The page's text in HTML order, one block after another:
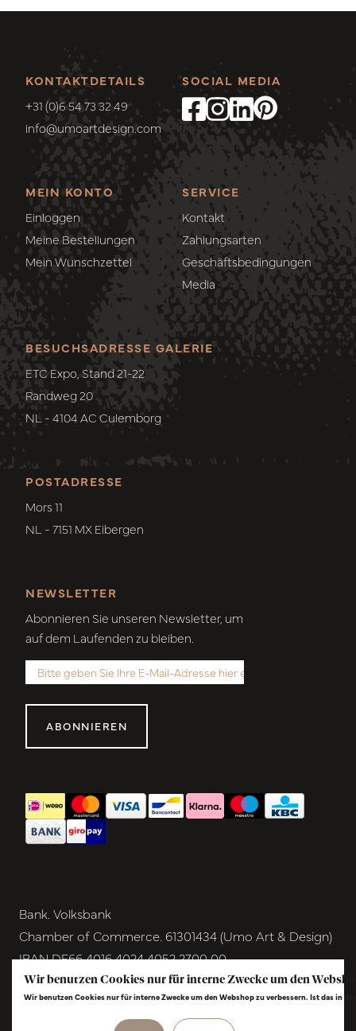
KONTAKTDETAILS
+31 (0)6 54 73 32 49
info@umoartdesign.com
MEIN KONTO
Einloggen
Meine Bestellungen
Mein Wunschzettel
SERVICE
Kontakt
Zahlungsarten
Geschäftsbedingungen
Media
SOCIAL MEDIA
POSTADRESSE
Mors 11
NL - 7151 MX Eibergen
BESUCHSADRESSE GALERIE
ETC Expo, Stand 21-22
Randweg 20
NL - 4104 AC Culemborg
NEWSLETTER
Abonnieren Sie unseren Newsletter, um
auf dem Laufenden zu bleiben.
ABONNIEREN
Bank. Volksbank
Chamber of Commerce. 61301434 (Umo Art & Design)
IBAN DE66 4016 4024 4052 2700 00
BIC GENODEM1GRN
VAT NL854291040B01
Wir benutzen Cookies nur für interne Zwecke um den
Wir benutzen Cookies nur für interne Zwecke um den Webshop zu verbessern. Ist das in